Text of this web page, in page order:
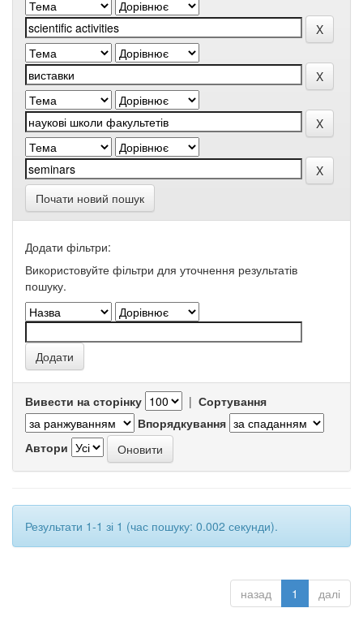
Почати новий пошук
Додати фільтри:
Використовуйте фільтри для уточнення результатів
пошуку.
Вивести на сторінку | Сортування
Впорядкування
Автори
Результати 1-1 зі 1 (час пошуку: 0.002 секунди).
назад 1 далі